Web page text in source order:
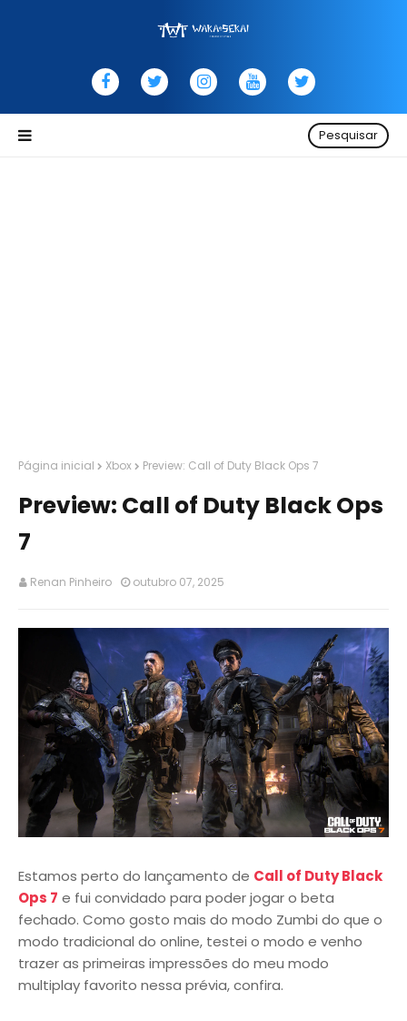
Pesquisar
Página inicial Xbox Preview: Call of Duty Black Ops 7
Preview: Call of Duty Black Ops
7
Renan Pinheiro outubro 07, 2025
Estamos perto do lançamento de Call of Duty Black
Ops 7 e fui convidado para poder jogar o beta
fechado. Como gosto mais do modo Zumbi do que o
modo tradicional do online, testei o modo e venho
trazer as primeiras impressões do meu modo
multiplay favorito nessa prévia, confira.